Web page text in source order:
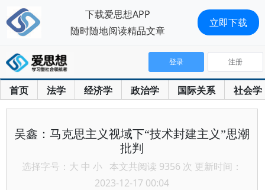
首页 法学 经济学 政治学 国际关系 社会学
登录 注册
吴鑫：马克思主义视域下“技术封建主义”思潮
批判
选择字号： 大 中 小 本文共阅读 9356 次 更新时间：
2023-12-17 00:04
下载爱思想APP
随时随地阅读精品文章
立即下载